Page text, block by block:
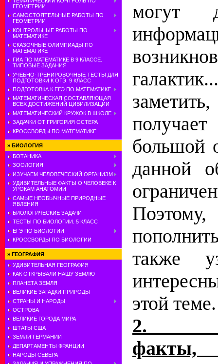
ГЕОМЕТРИИ
САМОСТОЯТЕЛЬНЫЕ РАБОТЫ ПО
ГЕОМЕТРИИ
КОНТРОЛЬНЫЕ РАБОТЫ ПО
МАТЕМАТИКЕ
СКАЗОЧНЫЕ ОЛИМПИАДЫ ПО
МАТЕМАТИКЕ
ГИА ПО МАТЕМАТИКЕ В 9 КЛАССЕ.
ТИПОВЫЕ ЗАДАНИЯ
УЧЕБНО-ТРЕНИРОВОЧНЫЕ ТЕСТЫ ДЛЯ
ПОДГОТОВКИ К ОГЭ. 9 КЛАСС
ПОДГОТОВКА К ЕГЭ ПО МАТЕМАТИКЕ
МАТЕМАТИЧЕСКАЯ СОСТАВЛЯЮЩАЯ
ВСЕХ ДОСТИЖЕНИЙ ЦИВИЛИЗАЦИИ
МАТЕМАТИЧЕСКИЙ КРУЖОК В ШКОЛЕ
ЗАДАЧКИ ОТ ГРИГОРИЯ ОСТЕРА
КРОССВОРДЫ ПО МАТЕМАТИКЕ
» БИОЛОГИЯ
БОТАНИКА
ЗООЛОГИЯ
ИЗУЧАЕМ ЧЕЛОВЕЧЕСКИЙ ОРГАНИЗМ
УДИВИТЕЛЬНЫЕ ФАКТЫ О ЧЕЛОВЕКЕ К
УРОКАМ АНАТОМИИ
САМЫЕ НЕОБЫЧНЫЕ ПРИРОДНЫЕ
ЯВЛЕНИЯ
БИОЛОГИЧЕСКИЕ ЗАДАЧИ
ТЕСТЫ ПО БИОЛОГИИ. 5 КЛАСС
ЕГЭ ПО БИОЛОГИИ
КРОССВОРДЫ ПО БИОЛОГИИ
» ГЕОГРАФИЯ
УДИВИТЕЛЬНАЯ ГЕОГРАФИЯ
КАК ОТКРЫВАЛИ НАШУ ЗЕМЛЮ
ПЛАНЕТА ЗЕМЛЯ
ВЕЛИКИЕ ЗАГАДКИ ПРИРОДЫ
СТРАНЫ И НАРОДЫ
ОСТРОВА
ВЕЛИКИЕ ГОРОДА МИРА
ШТАТЫ США
ЗЕМЛИ ГЕРМАНИИ
ДЕПАРТАМЕНТЫ ФРАНЦИИ
НАРОДЫ СЕВЕРА
могут
большой
данной
также
этой теме.
2.